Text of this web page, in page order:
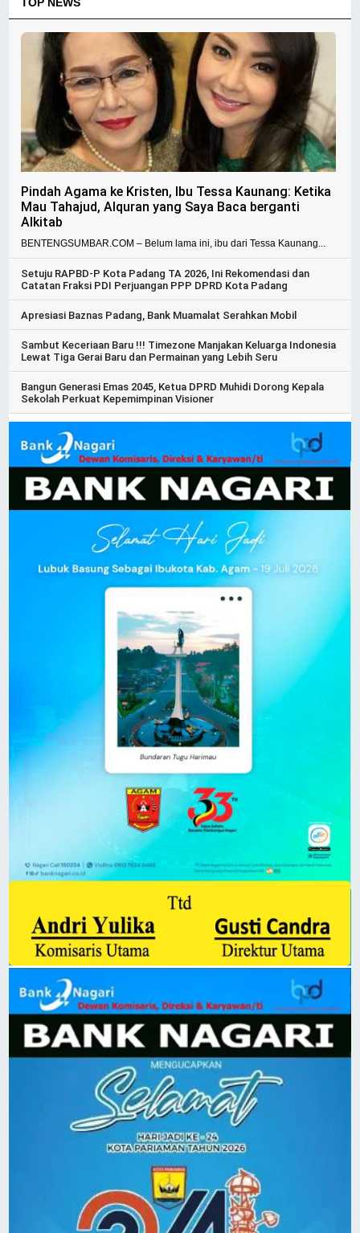
TOP NEWS
Pindah Agama ke Kristen, Ibu Tessa Kaunang: Ketika
Mau Tahajud, Alquran yang Saya Baca berganti
Alkitab
BENTENGSUMBAR.COM – Belum lama ini, ibu dari Tessa Kaunang...
Setuju RAPBD-P Kota Padang TA 2026, Ini Rekomendasi dan
Catatan Fraksi PDI Perjuangan PPP DPRD Kota Padang
Apresiasi Baznas Padang, Bank Muamalat Serahkan Mobil
Sambut Keceriaan Baru !!! Timezone Manjakan Keluarga Indonesia
Lewat Tiga Gerai Baru dan Permainan yang Lebih Seru
Bangun Generasi Emas 2045, Ketua DPRD Muhidi Dorong Kepala
Sekolah Perkuat Kepemimpinan Visioner